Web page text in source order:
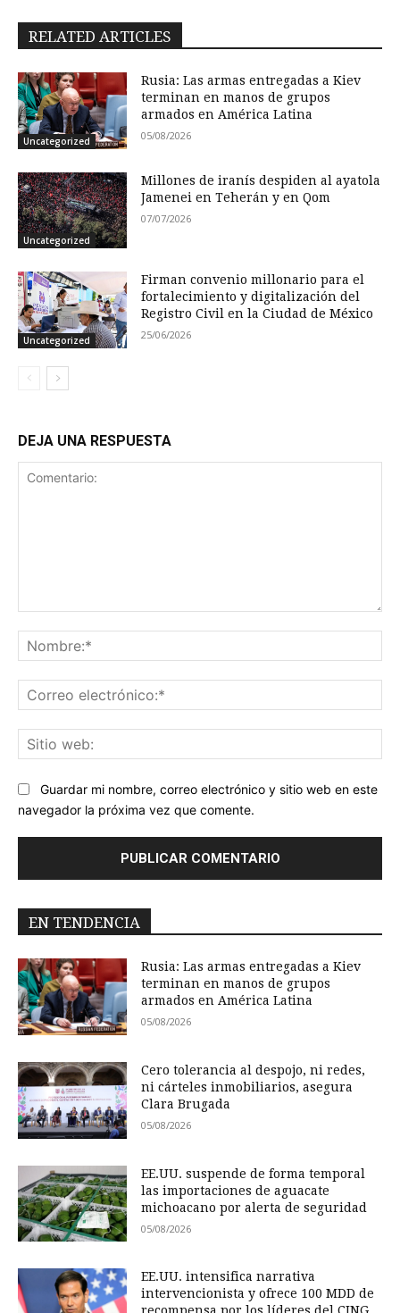
RELATED ARTICLES
Uncategorized
Rusia: Las armas entregadas a Kiev
terminan en manos de grupos
armados en América Latina
05/08/2026
Uncategorized
Millones de iranís despiden al ayatola
Jamenei en Teherán y en Qom
07/07/2026
Uncategorized
Firman convenio millonario para el
fortalecimiento y digitalización del
Registro Civil en la Ciudad de México
25/06/2026
DEJA UNA RESPUESTA
Guardar mi nombre, correo electrónico y sitio web en este
navegador la próxima vez que comente.
EN TENDENCIA
Rusia: Las armas entregadas a Kiev
terminan en manos de grupos
armados en América Latina
05/08/2026
Cero tolerancia al despojo, ni redes,
ni cárteles inmobiliarios, asegura
Clara Brugada
05/08/2026
EE.UU. suspende de forma temporal
las importaciones de aguacate
michoacano por alerta de seguridad
05/08/2026
EE.UU. intensifica narrativa
intervencionista y ofrece 100 MDD de